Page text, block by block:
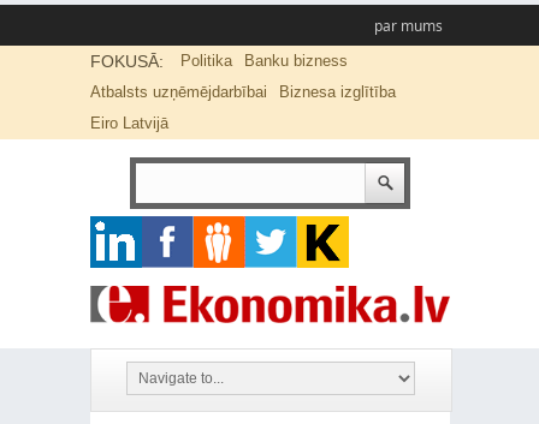
par mums
FOKUSĀ: Politika
Banku bizness
Atbalsts uzņēmējdarbībai
Biznesa izglītība
Eiro Latvijā